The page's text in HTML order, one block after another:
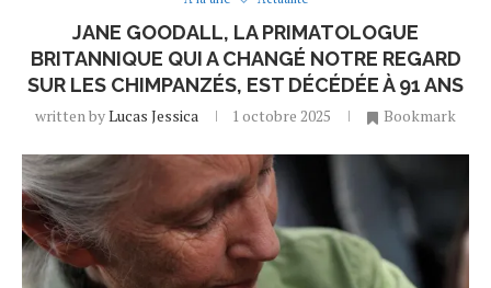
JANE GOODALL, LA PRIMATOLOGUE
BRITANNIQUE QUI A CHANGÉ NOTRE REGARD
SUR LES CHIMPANZÉS, EST DÉCÉDÉE À 91 ANS
written byLucas Jessica 1 octobre 2025 Bookmark